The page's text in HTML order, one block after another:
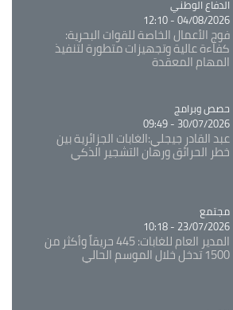
Catégorie
الدفاع الوطني
04/08/2026 - 12:10
فوج الأعمال الخاصة للقوات البحرية:
كفاءة عالية وتجهيزات متطورة لتنفيذ
المهام المعقدة
Catégorie
حصص وبرامج
30/07/2026 - 09:49
عبد القادر جيجلي:الغابات الجزائرية بين
خطر الحرائق ورهان التشجير الذكي
Catégorie
مجتمع
23/07/2026 - 10:18
المدير العام للغابات: 445 حريقاً وأكثر من
1500 تدخل خلال الموسم الحالي